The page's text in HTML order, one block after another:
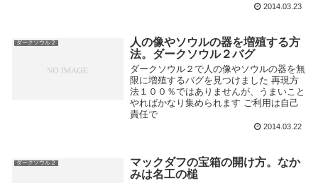
2014.03.23
ダークソウル２
人の像やソウルの器を増殖する方
法。ダークソウル２バグ
ダークソウル２で人の像やソウルの器を無
限に増殖するバグを見つけました 再現方
法１００％ではありませんが、うまいこと
やればかなり集められます ご利用は自己
責任で
2014.03.22
ダークソウル２
マックダフの宝箱の開け方。なか
みは名工の槌